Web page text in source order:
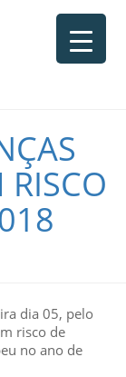
RISCO
dia 05, pelo
risco de
no ano de